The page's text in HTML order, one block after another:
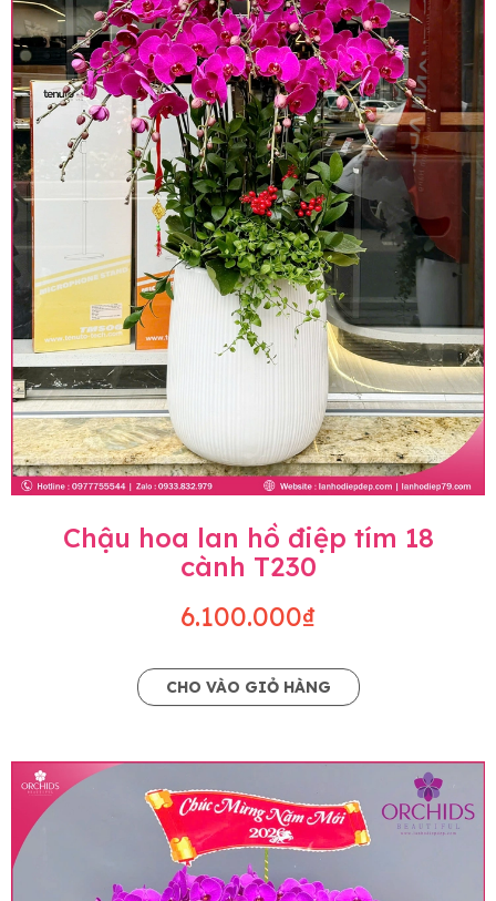
Chậu hoa lan hồ điệp tím 18
cành T230
6.100.000₫
CHO VÀO GIỎ HÀNG